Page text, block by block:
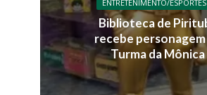
ENTRETENIMENTO/ESPORTES
Biblioteca de
recebe personagem
Turma da Mônica